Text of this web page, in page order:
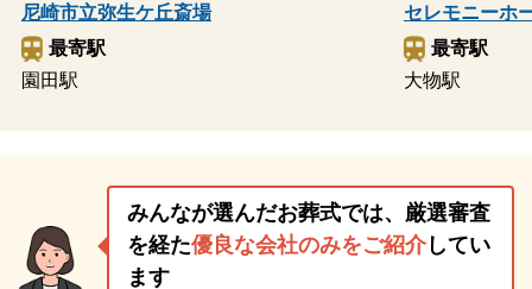
尼崎市立弥生ケ丘斎場
最寄駅
園田駅
セレモニーホ
最寄駅
大物駅
みんなが選んだお葬式では、厳選審査
を経た優良な会社のみをご紹介してい
ます